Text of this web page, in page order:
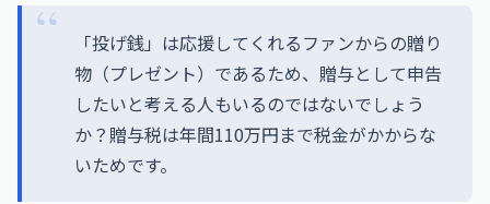
「投げ銭」は応援してくれるファンからの贈り
物（プレゼント）であるため、贈与として申告
したいと考える人もいるのではないでしょう
か？贈与税は年間110万円まで税金がかからな
いためです。